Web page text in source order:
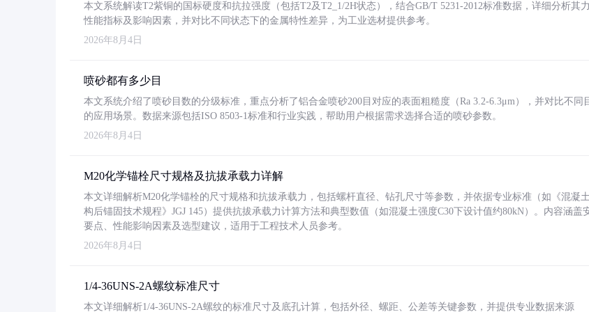
本文系统解读T2紫铜的国标硬度和抗拉强度（包括T2及T2_1/2H状态），结合GB/T 5231-2012标准数据，详细分析其
性能指标及影响因素，并对比不同状态下的金属特性差异，为工业选材提供参考。
2026年8月4日
喷砂都有多少目
本文系统介绍了喷砂目数的分级标准，重点分析了铝合金喷砂200目对应的表面粗糙度（Ra 3.2-6.3μm），并对比不同
的应用场景。数据来源包括ISO 8503-1标准和行业实践，帮助用户根据需求选择合适的喷砂参数。
2026年8月4日
M20化学锚栓尺寸规格及抗拔承载力详解
本文详细解析M20化学锚栓的尺寸规格和抗拔承载力，包括螺杆直径、钻孔尺寸等参数，并依据专业标准（如《混凝
构后锚固技术规程》JGJ 145）提供抗拔承载力计算方法和典型数值（如混凝土强度C30下设计值约80kN）。内容涵盖
要点、性能影响因素及选型建议，适用于工程技术人员参考。
2026年8月4日
1/4-36UNS-2A螺纹标准尺寸
本文详细解析1/4-36UNS-2A螺纹的标准尺寸及底孔计算，包括外径、螺距、公差等关键参数，并提供专业数据来源